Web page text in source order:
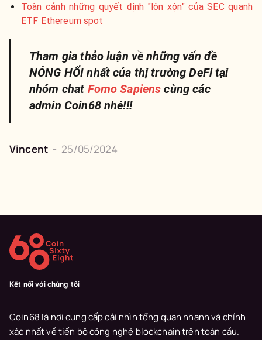
Toàn cảnh những quyết định "lộn xộn" của SEC quanh
ETF Ethereum spot
Tham gia thảo luận về những vấn đề
NÓNG HỔI nhất của thị trường DeFi tại
nhóm chat Fomo Sapiens cùng các
admin Coin68 nhé!!!
Vincent - 25/05/2024
Kết nối với chúng tôi
Coin68 là nơi cung cấp cái nhìn tổng quan nhanh và chính
xác nhất về tiến bộ công nghệ blockchain trên toàn cầu.